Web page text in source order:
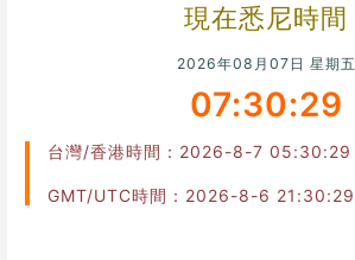
現在悉尼時間
2026年08月07日 星期五
07:30:29
台灣/香港時間：2026-8-7 05:30:29
GMT/UTC時間：2026-8-6 21:30:29